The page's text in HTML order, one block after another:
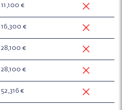
11,100 €
16,300 €
28,100 €
28,100 €
52,316 €